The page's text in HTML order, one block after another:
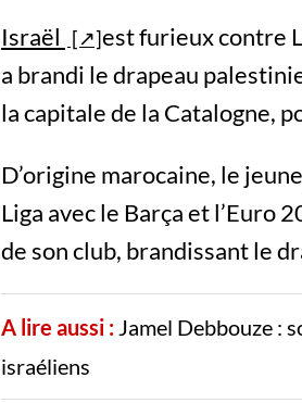
Israël
est furieux contre
a brandi le drapeau
la capitale de la Catalogne,
D’origine marocaine, le
Liga avec le Barça et l’Euro
de son club, brandissant le
A lire aussi : Jamel Debbouze :
israéliens